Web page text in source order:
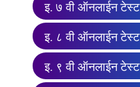
इ. ७ वी ऑनलाईन टेस्ट
इ. ८ वी ऑनलाईन टेस्ट
इ. ९ वी ऑनलाईन टेस्ट